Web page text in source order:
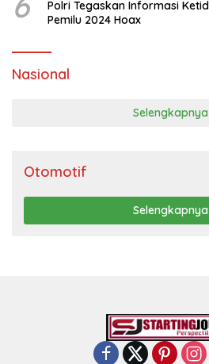
Polri Tegaskan Informasi
Pemilu 2024 Hoax
Nasional
Selengkapnya
Otomotif
Selengkapnya